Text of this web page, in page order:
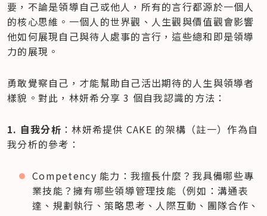
要，不論是領導自己或他人，所有的言行都源於一個人
的核心思維。一個人的世界觀、人生觀與價值觀會影響
他如何展現自己與待人處事的言行，這些總和即是領導
力的展現。
勇敢覺察自己，才能幫助自己活出期待的人生與領導者
樣貌。對此，林妍希分享 3 個自我認識的方法：
1. 自我分析 ：林妍希提供 CAKE 的架構（註一）作為自
我分析的參考：
Competency 能力：我擅長什麼？我具備哪些專
業技能？擁有哪些領導管理技能（例如：溝通表
達、規劃執行、策略思考、人際互動、團隊合作、